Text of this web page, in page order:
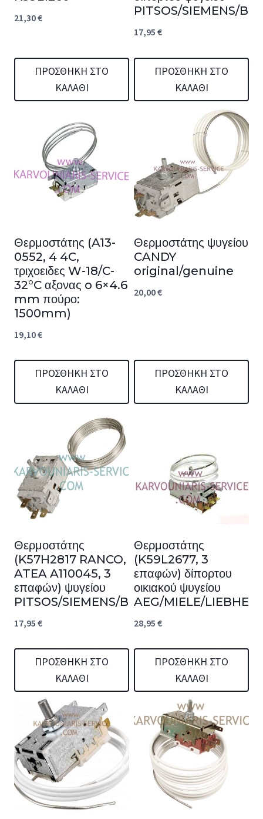
21,30€
ΠΡΟΣΘΉΚΗ ΣΤΟ
ΚΑΛΆΘΙ
PITSOS/SIEMENS/
17,95 €
ΠΡΟΣΘΉΚΗ ΣΤΟ
ΚΑΛΆΘΙ
Θερμοστάτης (A13-
0552, 4 4C,
τριχοειδες W-18/C-
32°C αξονας o 6×4.6
mm πούρο:
1500mm)
19,10€
ΠΡΟΣΘΉΚΗ ΣΤΟ
ΚΑΛΆΘΙ
Θερμοστάτης ψυγείου
CANDY
original/genuine
20,00€
ΠΡΟΣΘΉΚΗ ΣΤΟ
ΚΑΛΆΘΙ
Θερμοστάτης
(K57H2817 RANCO,
ATEA A110045, 3
επαφών) ψυγείου
PITSOS/SIEMENS/BOSCH
17,95 €
ΠΡΟΣΘΉΚΗ ΣΤΟ
ΚΑΛΆΘΙ
Θερμοστάτης
(K59L2677, 3
επαφών) δίπορτου
οικιακού ψυγείου
AEG/MIELE/
28,95 €
ΠΡΟΣΘΉΚΗ ΣΤΟ
ΚΑΛΆΘΙ